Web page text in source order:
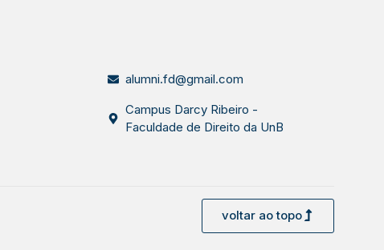
alumni.fd@gmail.com
Campus Darcy Ribeiro -
Faculdade de Direito da UnB
voltar ao topo